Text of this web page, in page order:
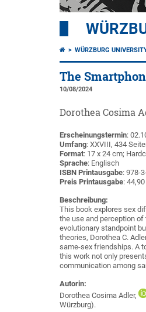
WÜRZBURG
The
10/08/2024
Dorothea Cosima
Erscheinungstermin:
Umfang: XXVIII, 434
Format: 17 x 24 cm;
Sprache: Englisch
ISBN Printausgabe: 978-
Preis Printausgabe:
Beschreibung:
This book explores sex
the use and perception
evolutionary standpoint
theories, Dorothea C.
same-sex friendships. A
this work not only
communication among
Autorin:
Dorothea Cosima Adler,
Würzburg).